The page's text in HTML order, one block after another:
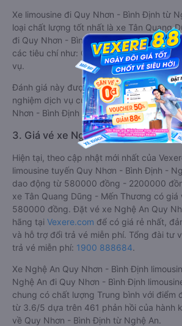
Xe limousine đi Quy Nhơn - Bình Định từ
loại chất lượng tốt nhất là xe Tân Quang
đi Quy Nhơn - Bình Định từ Nghệ An đạt
các tiêu chí như: Chất lượng xe, Đúng
vụ.
Đánh giá này được viết trực tiếp bởi các
nghiệm dịch vụ của các hãng xe
Nhơn - Bình Định .
3. Giá vé xe Nghệ An Quy Nhơn -
Hiện tại, theo cập nhật mới nhất của
limousine tuyến Quy Nhơn - Bình Định -
dao động từ 580000 đồng - 2200000
xe Tân Quang Dũng - Mến Thương có giá
580000 đồng. Đặt vé xe Nghệ An Quy
hãng tại Vexere.com để có giá rẻ nhất,
và hỗ trợ đổi trả vé miễn phí. Tổng đài tư
trả vé miễn phí: 1900 888684.
Xe Nghệ An Quy Nhơn - Bình Định
Nghệ An đi Quy Nhơn - Bình Định
chung có chất lượng Trung bình với điểm
từ 3.6/5 dựa trên 461 phản hồi của hành
về Quy Nhơn - Bình Định từ Nghệ An.